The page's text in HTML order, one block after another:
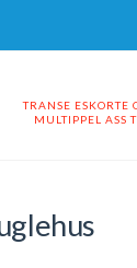
TRANSE ESKORTE
MULTIPPEL ASS